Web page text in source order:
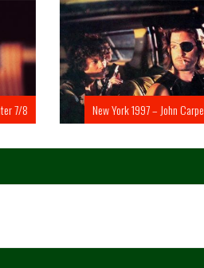
New York 1997 – John Carpenter 6/8